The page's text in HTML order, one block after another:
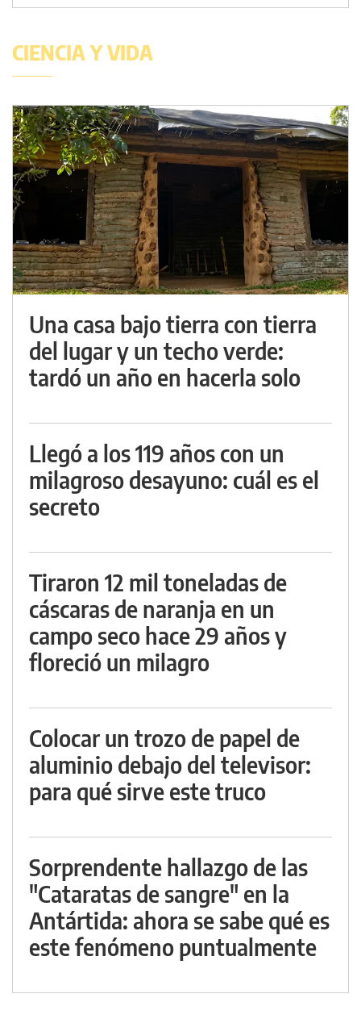
CIENCIA Y VIDA
Una casa bajo tierra con tierra
del lugar y un techo verde:
tardó un año en hacerla solo
Llegó a los 119 años con un
milagroso desayuno: cuál es el
secreto
Tiraron 12 mil toneladas de
cáscaras de naranja en un
campo seco hace 29 años y
floreció un milagro
Colocar un trozo de papel de
aluminio debajo del televisor:
para qué sirve este truco
Sorprendente hallazgo de las
"Cataratas de sangre" en la
Antártida: ahora se sabe qué es
este fenómeno puntualmente